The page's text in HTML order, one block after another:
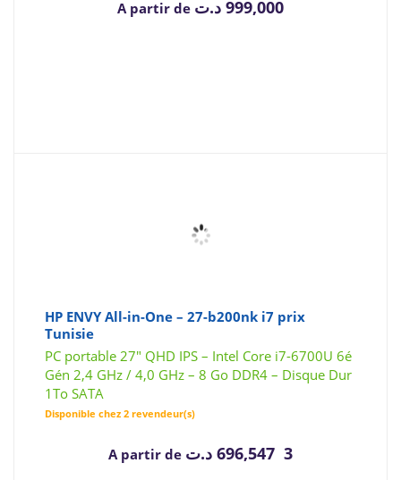
A partir de 999,000 د.ت
HP ENVY All-in-One – 27-b200nk i7 prix
Tunisie
PC portable 27″ QHD IPS – Intel Core i7-6700U 6é
Gén 2,4 GHz / 4,0 GHz – 8 Go DDR4 – Disque Dur
1To SATA
Disponible chez 2 revendeur(s)
A partir de 3 696,547 د.ت